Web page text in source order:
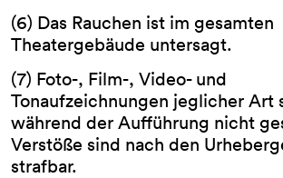
(6) Das Rauchen ist im gesamten
Theatergebäude untersagt.
(7) Foto-, Film-, Video- und
Tonaufzeichnungen jeglicher Art
während der Aufführung nicht
Verstöße sind nach den
strafbar.